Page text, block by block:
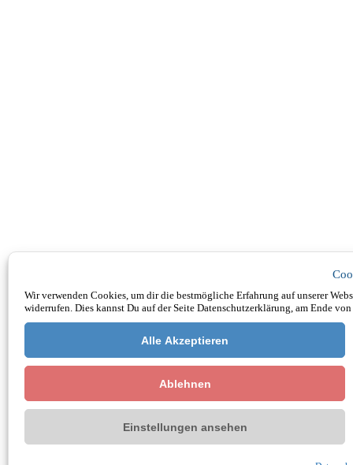
Wir verwenden Cookies, um dir die bestmögliche Erfahrung auf unserer
widerrufen. Dies kannst Du auf der Seite Datenschutzerklärung, am Ende
Alle Akzeptieren
Ablehnen
Einstellungen ansehen